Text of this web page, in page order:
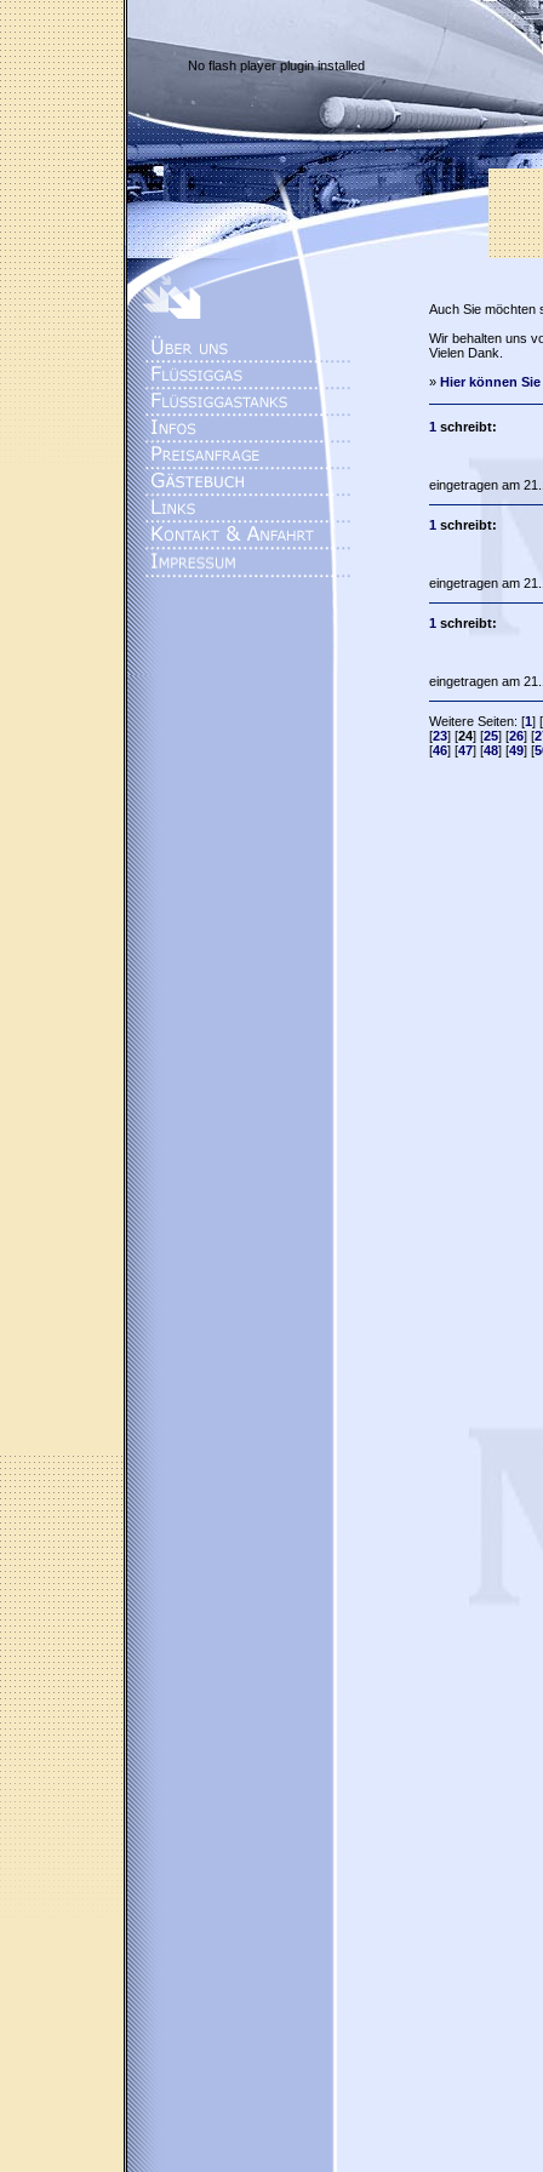
No flash player plugin installed
Auch Sie möchten
Wir behalten uns
Vielen Dank.
» Hier können
1schreibt:
eingetragen am
1schreibt:
eingetragen am
1schreibt:
eingetragen am
Weitere Seiten: [1] [
[23] [24] [25] [26] [
[46] [47] [48] [49] [